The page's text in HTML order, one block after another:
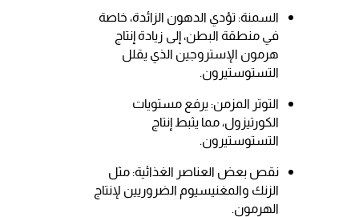
السمنة: تؤدي الدهون الزائدة، خاصة
في منطقة البطن، إلى زيادة إنتاج
هرمون الإستروجين الذي يقلل
التستوستيرون.
التوتر المزمن: يرفع مستويات
الكورتيزول، مما يثبط إنتاج
التستوستيرون.
نقص بعض العناصر الغذائية: مثل
الزنك والمغنيسيوم الضروريين لإنتاج
الهرمون.